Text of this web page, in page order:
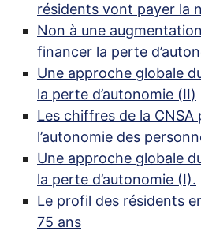
résidents vont payer la
Non à une
financer la perte
Une approche globale
la perte d’autonomie (II)
Les chiffres de la CNSA
l’autonomie des
Une approche globale
la perte d’autonomie (I).
Le profil des résidents
75 ans